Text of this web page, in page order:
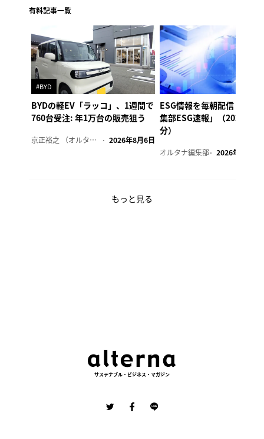
有料記事一覧
#BYD
BYDの軽EV「ラッコ」、1週間で
760台受注: 年1万台の販売狙う
京正裕之 （オルタナ副編集長） 2026年8月6日
ESG情報を毎朝配信「オル
集部ESG速報」（2026年8
分）
オルタナ編集部 2026年8月6日
もっと見る
サステナブル・ビジネス・マガジン